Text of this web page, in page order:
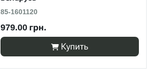
85-1601120
979.00 грн.
Купить